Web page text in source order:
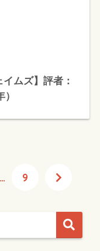
ムズ】評者：
… 9